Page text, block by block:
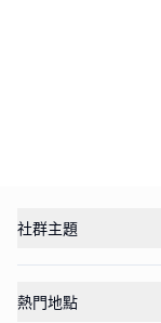
社群主題
熱門地點